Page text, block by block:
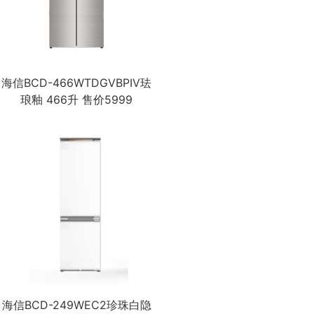
海信BCD-466WTDGVBPIV珐
琅釉 466升 售价5999
海信BCD-249WEC2珍珠白隐